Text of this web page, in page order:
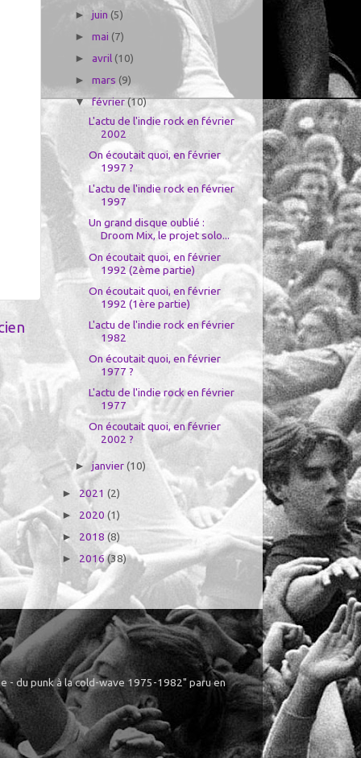
►juin(5)
►mai (7)
► avril (10)
►mars(9)
▼février(10)
L'actu de l'indie rock en février
2002
On écoutait quoi, en février
1997 ?
L'actu de l'indie rock en février
1997
Un grand disque oublié :
Droom Mix, le projet solo...
On écoutait quoi, en février
1992 (2ème partie)
On écoutait quoi, en février
1992 (1ère partie)
L'actu de l'indie rock en février
1982
On écoutait quoi, en février
1977 ?
L'actu de l'indie rock en février
1977
On écoutait quoi, en février
2002 ?
►janvier(10)
► 2021 (2)
► 2020 (1)
► 2018 (8)
►2016(38)
- du punk à la cold-wave 1975-1982" paru en